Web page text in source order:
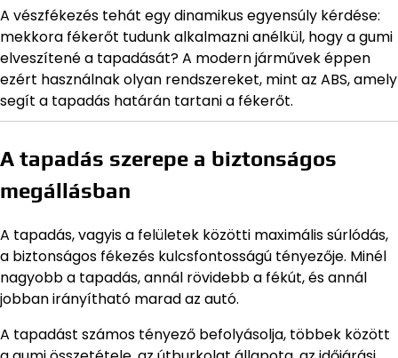
A vészfékezés tehát egy dinamikus egyensúly kérdése:
mekkora fékerőt tudunk alkalmazni anélkül, hogy a gumi
elveszítené a tapadását? A modern járművek éppen
ezért használnak olyan rendszereket, mint az ABS, amely
segít a tapadás határán tartani a fékerőt.
A tapadás szerepe a biztonságos
megállásban
A tapadás, vagyis a felületek közötti maximális súrlódás,
a biztonságos fékezés kulcsfontosságú tényezője. Minél
nagyobb a tapadás, annál rövidebb a fékút, és annál
jobban irányítható marad az autó.
A tapadást számos tényező befolyásolja, többek között